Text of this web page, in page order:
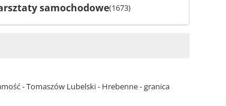
samochodowe(1673)
- Tomaszów Lubelski - Hrebenne - granica